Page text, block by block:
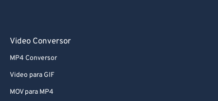
Video Conversor
MP4 Conversor
Video para GIF
MOV para MP4